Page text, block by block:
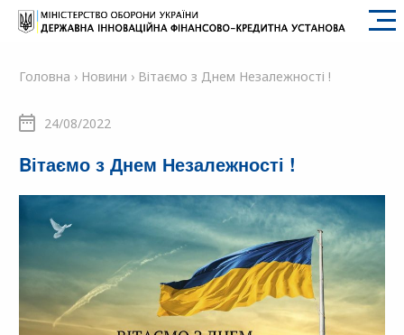
SFII
Головна › Новини › Bітаємо з Днем Незалежності !
24/08/2022
Bітаємо з Днем Незалежності !